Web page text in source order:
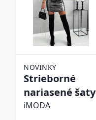
NOVINKY
Strieborné
nariasené šaty
iMODA